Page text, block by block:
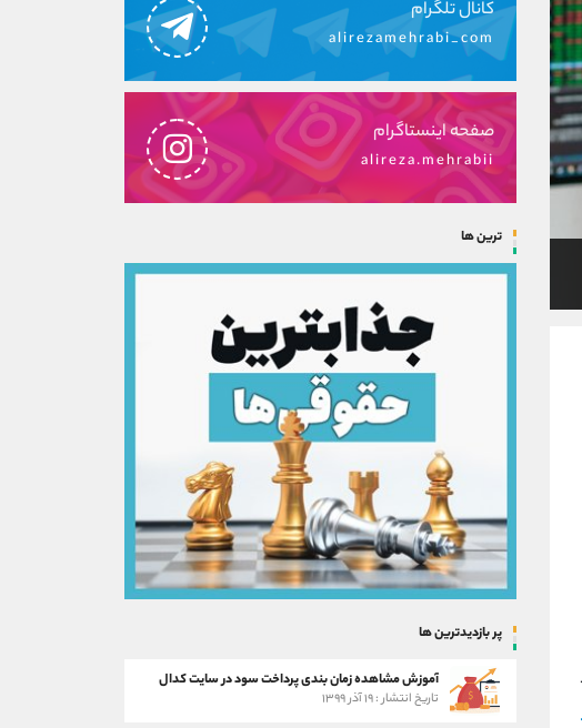
کانال تلگرام
alirezamehrabi_com
صفحه اینستاگرام
alireza.mehrabii
ترین ها
پر بازدیدترین ها
آموزش مشاهده زمان بندی پرداخت سود در سایت کدال
تاریخ انتشار : ۱۹ آذر ۱۳۹۹